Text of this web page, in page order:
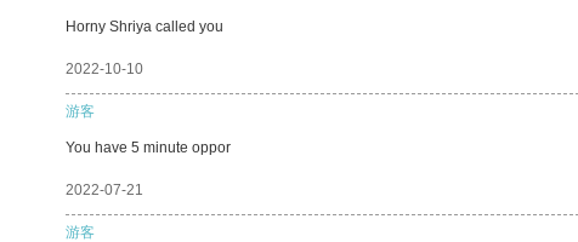
Horny Shriya called you
2022-10-10
游客
You have 5 minute oppor
2022-07-21
游客